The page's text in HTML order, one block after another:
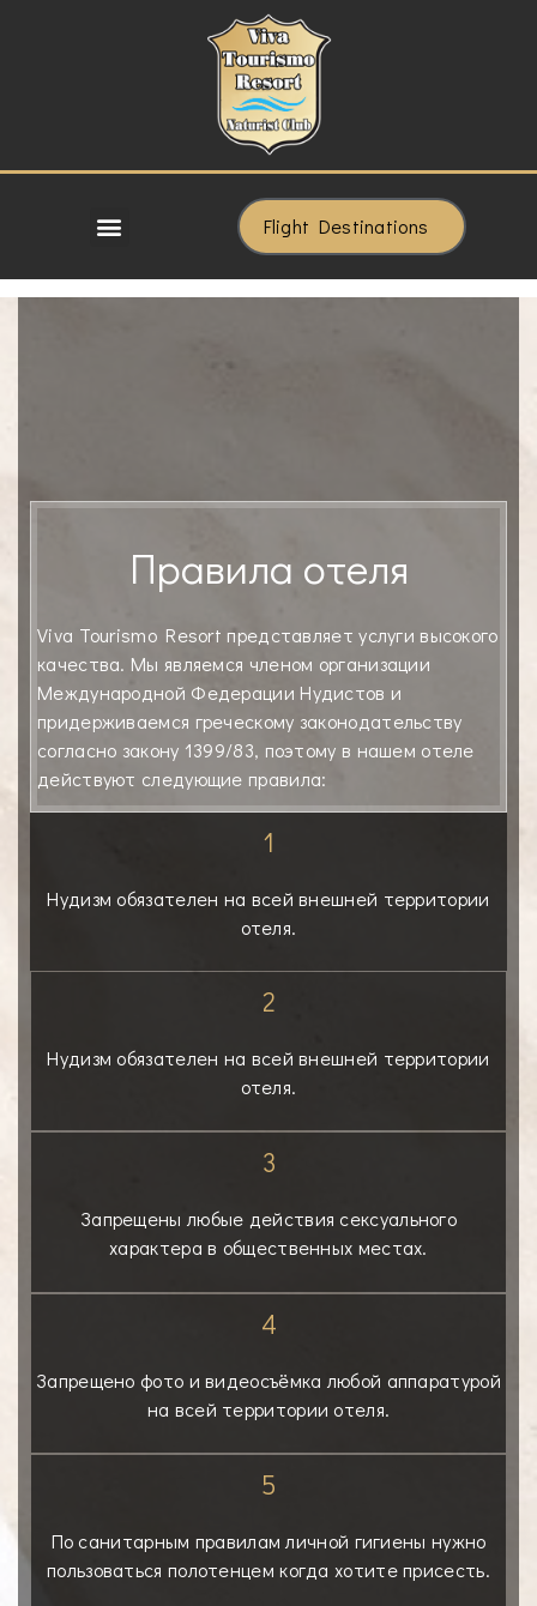
Flight Destinations
Правила отеля
Viva Tourismo Resort представляет услуги высокого
качества. Мы являемся членом организации
Международной Федерации Нудистов и
придерживаемся греческому законодательству
согласно закону 1399/83, поэтому в нашем отеле
действуют следующие правила:
1
Нудизм обязателен на всей внешней территории
отеля.
2
Нудизм обязателен на всей внешней территории
отеля.
3
Запрещены любые действия сексуального
характера в общественных местах.
4
Запрещено фото и видеосъёмка любой аппаратурой
на всей территории отеля.
5
По санитарным правилам личной гигиены нужно
пользоваться полотенцем когда хотите присесть.